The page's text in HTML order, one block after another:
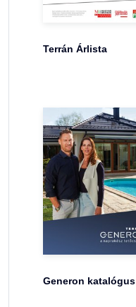
Terrán Árlista
Generon katalógus